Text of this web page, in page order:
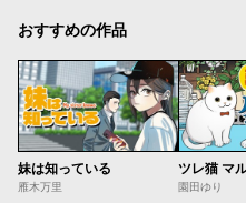
おすすめの作品
妹は知っている
雁木万里
ツレ猫 マ
園田ゆり